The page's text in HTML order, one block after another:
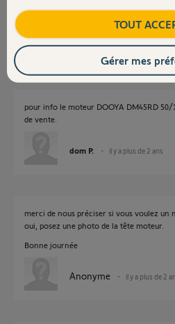
Bonne soirée
Anonyme il y a plus de 2
pour info le moteur DOOYA DM45RD
de vente.
dom P. il y a plus de 2 ans
merci de nous préciser si vous voulez un
oui, posez une photo de la tête moteur.
Bonne journée
Anonyme il y a plus de 2
TOUT
Gérer mes